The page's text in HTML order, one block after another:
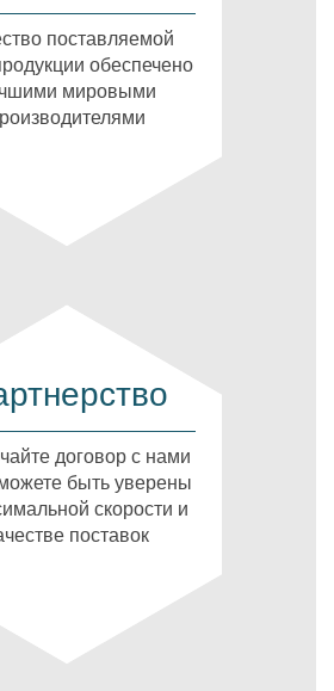
поставляемой
обеспечено
мировыми
договор с нами
быть уверены
скорости и
поставок